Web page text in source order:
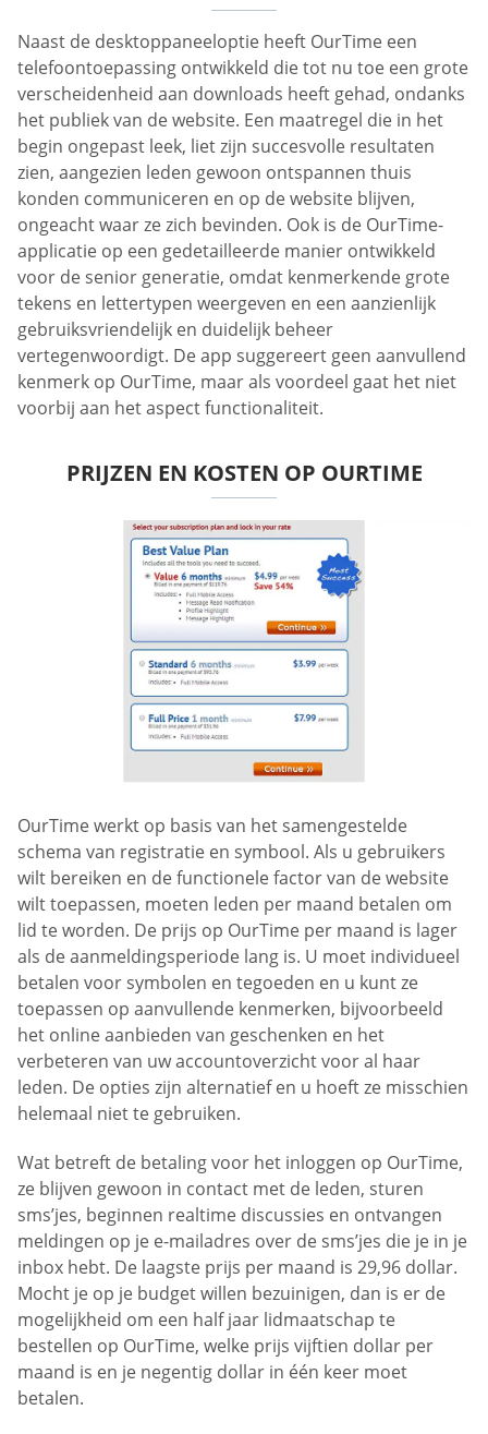
Naast de desktoppaneeloptie heeft OurTime een
telefoontoepassing ontwikkeld die tot nu toe een grote
verscheidenheid aan downloads heeft gehad, ondanks
het publiek van de website. Een maatregel die in het
begin ongepast leek, liet zijn succesvolle resultaten
zien, aangezien leden gewoon ontspannen thuis
konden communiceren en op de website blijven,
ongeacht waar ze zich bevinden. Ook is de OurTime-
applicatie op een gedetailleerde manier ontwikkeld
voor de senior generatie, omdat kenmerkende grote
tekens en lettertypen weergeven en een aanzienlijk
gebruiksvriendelijk en duidelijk beheer
vertegenwoordigt. De app suggereert geen aanvullend
kenmerk op OurTime, maar als voordeel gaat het niet
voorbij aan het aspect functionaliteit.
PRIJZEN EN KOSTEN OP OURTIME
OurTime werkt op basis van het samengestelde
schema van registratie en symbool. Als u gebruikers
wilt bereiken en de functionele factor van de website
wilt toepassen, moeten leden per maand betalen om
lid te worden. De prijs op OurTime per maand is lager
als de aanmeldingsperiode lang is. U moet individueel
betalen voor symbolen en tegoeden en u kunt ze
toepassen op aanvullende kenmerken, bijvoorbeeld
het online aanbieden van geschenken en het
verbeteren van uw accountoverzicht voor al haar
leden. De opties zijn alternatief en u hoeft ze misschien
helemaal niet te gebruiken.
Wat betreft de betaling voor het inloggen op OurTime,
ze blijven gewoon in contact met de leden, sturen
sms’jes, beginnen realtime discussies en ontvangen
meldingen op je e-mailadres over de sms’jes die je in je
inbox hebt. De laagste prijs per maand is 29,96 dollar.
Mocht je op je budget willen bezuinigen, dan is er de
mogelijkheid om een half jaar lidmaatschap te
bestellen op OurTime, welke prijs vijftien dollar per
maand is en je negentig dollar in één keer moet
betalen.